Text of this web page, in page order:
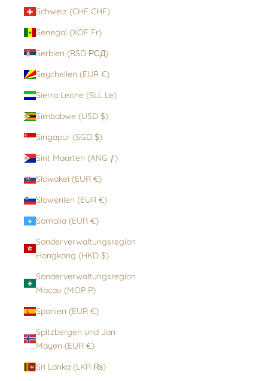
Schweiz (CHF CHF)
Senegal (XOF Fr)
Serbien (RSD РСД)
Seychellen (EUR €)
Sierra Leone (SLL Le)
Simbabwe (USD $)
Singapur (SGD $)
Sint Maarten (ANG ƒ)
Slowakei (EUR €)
Slowenien (EUR €)
Somalia (EUR €)
Sonderverwaltungsregion
Hongkong (HKD $)
Sonderverwaltungsregion
Macau (MOP P)
Spanien (EUR €)
Spitzbergen und Jan
Mayen (EUR €)
Sri Lanka (LKR ₨)